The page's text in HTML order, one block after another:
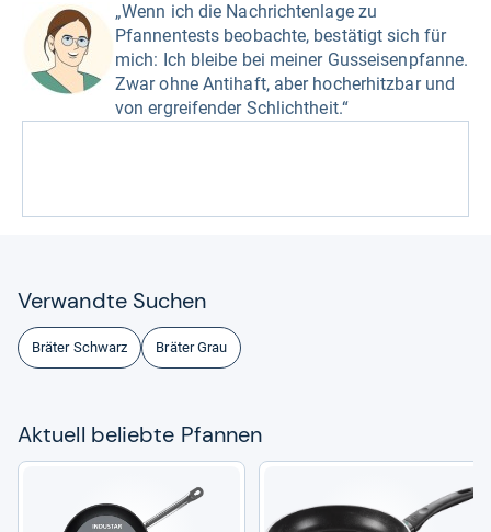
„Wenn ich die Nachrichtenlage zu
Pfannentests beobachte, bestätigt sich für
mich: Ich bleibe bei meiner Gusseisenpfanne.
Zwar ohne Antihaft, aber hocherhitzbar und
von ergreifender Schlichtheit.“
Ver­wandte Suchen
Bräter Schwarz Bräter Grau
Aktu­ell beliebte Pfan­nen